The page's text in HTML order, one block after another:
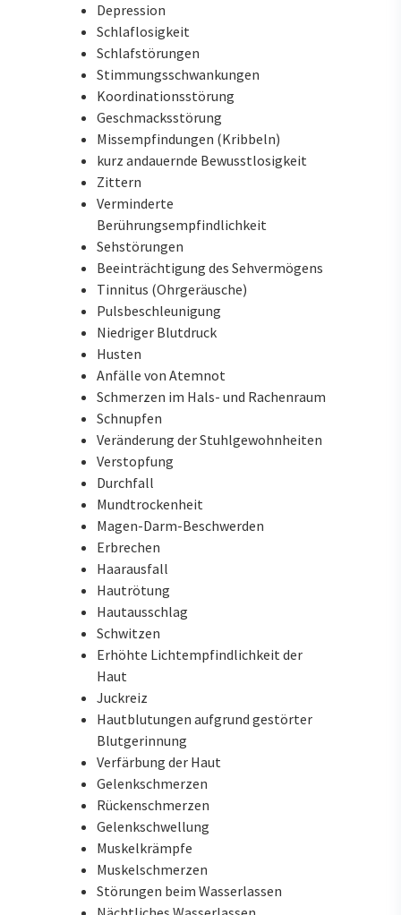
Depression
Schlaflosigkeit
Schlafstörungen
Stimmungsschwankungen
Koordinationsstörung
Geschmacksstörung
Missempfindungen (Kribbeln)
kurz andauernde Bewusstlosigkeit
Zittern
Verminderte
Berührungsempfindlichkeit
Sehstörungen
Beeinträchtigung des Sehvermögens
Tinnitus (Ohrgeräusche)
Pulsbeschleunigung
Niedriger Blutdruck
Husten
Anfälle von Atemnot
Schmerzen im Hals- und Rachenraum
Schnupfen
Veränderung der Stuhlgewohnheiten
Verstopfung
Durchfall
Mundtrockenheit
Magen-Darm-Beschwerden
Erbrechen
Haarausfall
Hautrötung
Hautausschlag
Schwitzen
Erhöhte Lichtempfindlichkeit der
Haut
Juckreiz
Hautblutungen aufgrund gestörter
Blutgerinnung
Verfärbung der Haut
Gelenkschmerzen
Rückenschmerzen
Gelenkschwellung
Muskelkrämpfe
Muskelschmerzen
Störungen beim Wasserlassen